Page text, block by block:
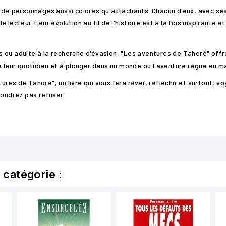
personnages aussi colorés qu'attachants. Chacun d'eux, avec
lecteur. Leur évolution au fil de l'histoire est à la fois inspirante
ou adulte à la recherche d'évasion, "Les aventures de Tahoré"
quotidien et à plonger dans un monde où l'aventure règne en
de Tahoré", un livre qui vous fera rêver, réfléchir et surtout,
pas refuser.
catégorie :